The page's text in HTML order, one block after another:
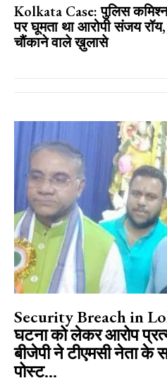
Kolkata Case: पुलिस
पर घूमता था आरोपी संजय
चौंकाने वाले ख़ुलासे
Security Breach in
घटना को लेकर आरोप
बीजेपी ने टीएमसी नेता के
पोस्ट...